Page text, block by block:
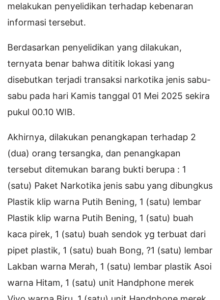
melakukan penyelidikan terhadap kebenaran
informasi tersebut.
Berdasarkan penyelidikan yang dilakukan,
ternyata benar bahwa dititik lokasi yang
disebutkan terjadi transaksi narkotika jenis sabu-
sabu pada hari Kamis tanggal 01 Mei 2025 sekira
pukul 00.10 WIB.
Akhirnya, dilakukan penangkapan terhadap 2
(dua) orang tersangka, dan penangkapan
tersebut ditemukan barang bukti berupa : 1
(satu) Paket Narkotika jenis sabu yang dibungkus
Plastik klip warna Putih Bening, 1 (satu) lembar
Plastik klip warna Putih Bening, 1 (satu) buah
kaca pirek, 1 (satu) buah sendok yg terbuat dari
pipet plastik, 1 (satu) buah Bong, ?1 (satu) lembar
Lakban warna Merah, 1 (satu) lembar plastik Asoi
warna Hitam, 1 (satu) unit Handphone merek